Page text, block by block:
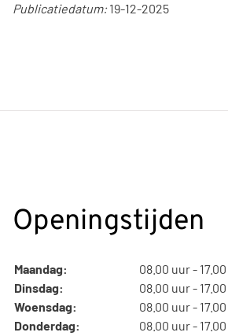
Publicatiedatum:19-12-2025
Openingstijden
Maandag:
08.00 uur -
Dinsdag:
08.00 uur -
Woensdag:
08.00 uur -
Donderdag:
08.00 uur -